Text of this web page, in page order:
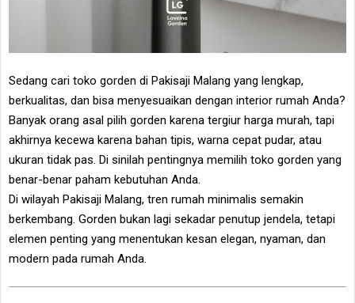
Sedang cari toko gorden di Pakisaji Malang yang lengkap,
berkualitas, dan bisa menyesuaikan dengan interior rumah Anda?
Banyak orang asal pilih gorden karena tergiur harga murah, tapi
akhirnya kecewa karena bahan tipis, warna cepat pudar, atau
ukuran tidak pas. Di sinilah pentingnya memilih toko gorden yang
benar-benar paham kebutuhan Anda.
Di wilayah Pakisaji Malang, tren rumah minimalis semakin
berkembang. Gorden bukan lagi sekadar penutup jendela, tetapi
elemen penting yang menentukan kesan elegan, nyaman, dan
modern pada rumah Anda.